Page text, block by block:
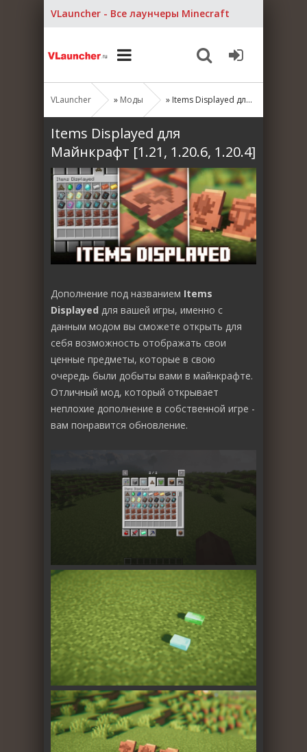
VLauncher - Все лаунчеры Minecraft
VLauncher » Моды » Items Displayed для Майнкрафт [1.21, 1.20.6, 1.20.4]
Items Displayed для
Майнкрафт [1.21, 1.20.6, 1.20.4]
Дополнение под названием Items
Displayed для вашей игры, именно с
данным модом вы сможете открыть для
себя возможность отображать свои
ценные предметы, которые в свою
очередь были добыты вами в майнкрафте.
Отличный мод, который открывает
неплохие дополнение в собственной игре -
вам понравится обновление.